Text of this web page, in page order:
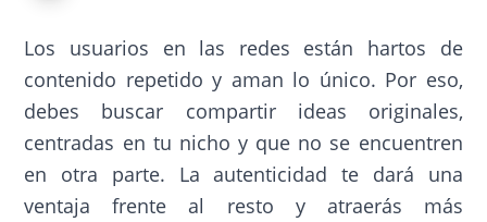
Los usuarios en las redes están hartos de
contenido repetido y aman lo único. Por eso,
debes buscar compartir ideas originales,
centradas en tu nicho y que no se encuentren
en otra parte. La autenticidad te dará una
ventaja frente al resto y atraerás más